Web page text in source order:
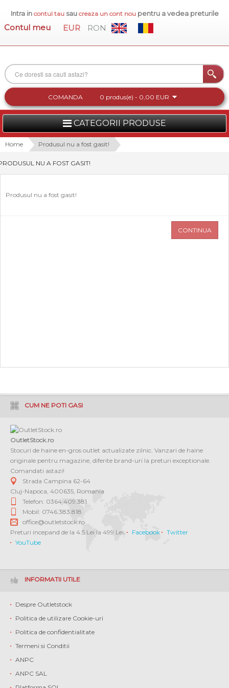
Intra in contul tausau creaza un cont nou pentru a vedea preturile
Contul meu EUR RON
COMANDA 0 produs(e) - 0,00 EUR
CATEGORII PRODUSE
FEMEI
BARBATI
Home Produsul nu a fost gasit!
NU A FOST GASIT!
Produsul nu a fost gasit!
CONTINUA
CUM NE POTI GASI
OutletStock.ro
Stocuri de haine en-gros outlet actualizate zilnic. Vanzari de haine
originale pentru magazine, diferite brand-uri la preturi exceptionale.
Comandati astazi!
Strada Campina 62-64
Cluj-Napoca, 400635, Romania
Telefon: 0364 409.381
Mobil: 0746.383.818
office@outletstock.ro
Preturi incepand de la 4.5 Lei la 499 Lei.
Facebook
Twitter
YouTube
INFORMATII UTILE
Despre Outletstock
Politica de utilizare Cookie-uri
Politica de confidentialitate
Termeni si Conditii
ANPC
ANPC SAL